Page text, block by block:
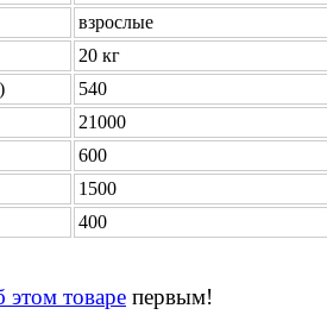
взрослые
20 кг
540
21000
600
1500
400
этом товаре первым!